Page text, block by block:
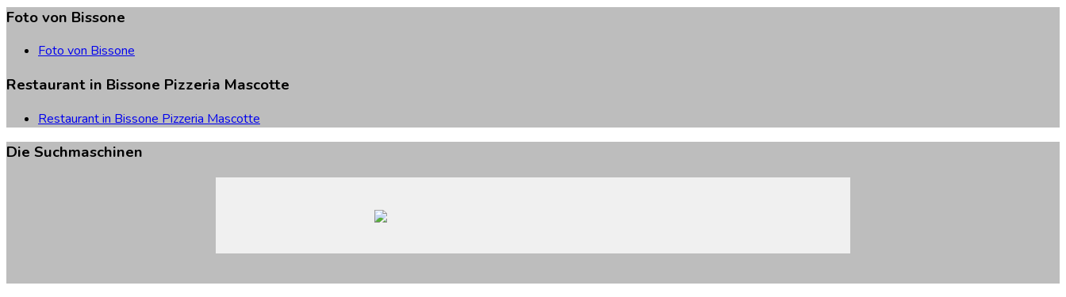
Fotovon Bissone
Foto von Bissone
Restaurant in Bissone Pizzeria Mascotte
Restaurant in Bissone Pizzeria Mascotte
Die Suchmaschinen